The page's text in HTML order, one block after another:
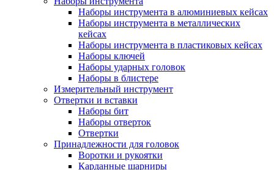
Наборы инструмента в алюминиевых кейсах
Наборы инструмента в металлических
кейсах
Наборы инструмента в пластиковых кейсах
Наборы ключей
Наборы ударных головок
Наборы в блистере
Измерительный инструмент
Отвертки и вставки
Наборы бит
Наборы отверток
Отвертки
Принадлежности для головок
Воротки и рукоятки
Карданные шарниры